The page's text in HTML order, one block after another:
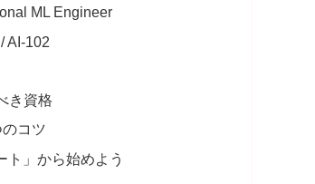
ML Engineer
AI-102
き資格
コツ
ト」から始めよう